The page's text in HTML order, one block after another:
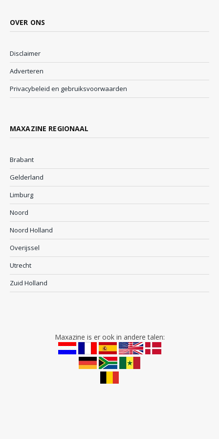
OVER ONS
Disclaimer
Adverteren
Privacybeleid en gebruiksvoorwaarden
MAXAZINE REGIONAAL
Brabant
Gelderland
Limburg
Noord
Noord Holland
Overijssel
Utrecht
Zuid Holland
Maxazine is er ook in andere talen: